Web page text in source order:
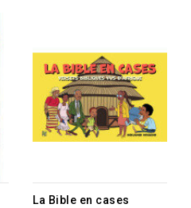
La Bible en cases